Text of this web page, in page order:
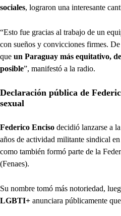
sociales, lograron una interesante
“Esto fue gracias al trabajo de un
con sueños y convicciones firmes.
que un Paraguay más equitativo,
posible”, manifestó a la radio.
Declaración pública de
sexual
Federico Enciso decidió lanzarse a
años de actividad militante sindical
como también formó parte de la
(Fenaes).
Su nombre tomó más notoriedad,
LGBTI+ anunciara públicamente que